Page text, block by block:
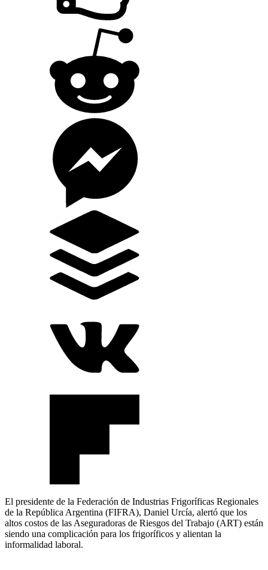
El presidente de la Federación de Industrias Frigoríficas Regionales
de la República Argentina (FIFRA), Daniel Urcía, alertó que los
altos costos de las Aseguradoras de Riesgos del Trabajo (ART) están
siendo una complicación para los frigoríficos y alientan la
informalidad laboral.